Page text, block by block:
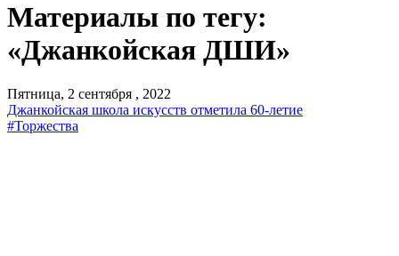
Материалы по тегу:
«Джанкойская ДШИ»
Пятница, 2 сентября , 2022
Джанкойская школа искусств отметила 60-летие
#Торжества